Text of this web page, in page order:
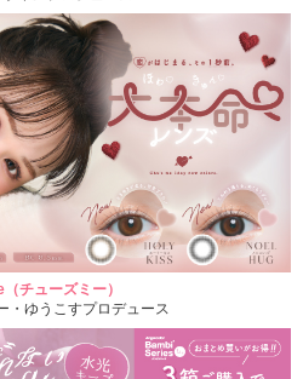
チューズミー）
・ゆうこすプロデュース